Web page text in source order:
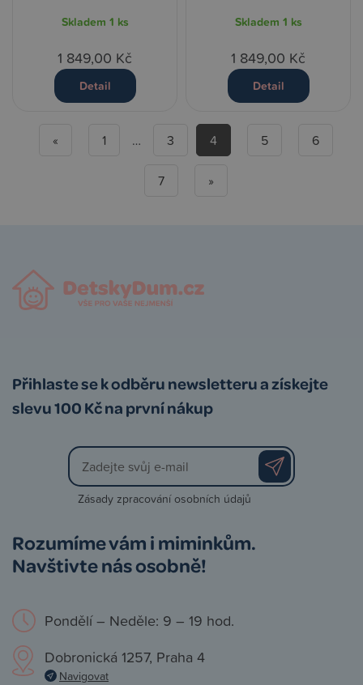
Skladem 1 ks
1 849,00 Kč
Detail
Skladem 1 ks
1 849,00 Kč
Detail
« 1 … 3 4 5 6
7 »
Přihlaste se k odběru newsletteru a získejte
slevu 100 Kč na první nákup
Zásady zpracování osobních údajů
Rozumíme vám i miminkům.
Navštivte nás osobně!
Pondělí – Neděle: 9 – 19 hod.
Dobronická 1257, Praha 4
Navigovat